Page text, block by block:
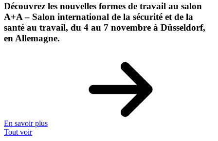
Découvrez les nouvelles formes de travail au salon
A+A – Salon international de la sécurité et de la
santé au travail, du 4 au 7 novembre à Düsseldorf,
en Allemagne.
En savoir plus
Tout voir